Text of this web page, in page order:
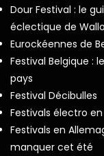
Dour Festival : le
éclectique de
Eurockéennes de
Festival Belgique :
pays
Festival Décibulles
Festivals électro
Festivals en
manquer cet été